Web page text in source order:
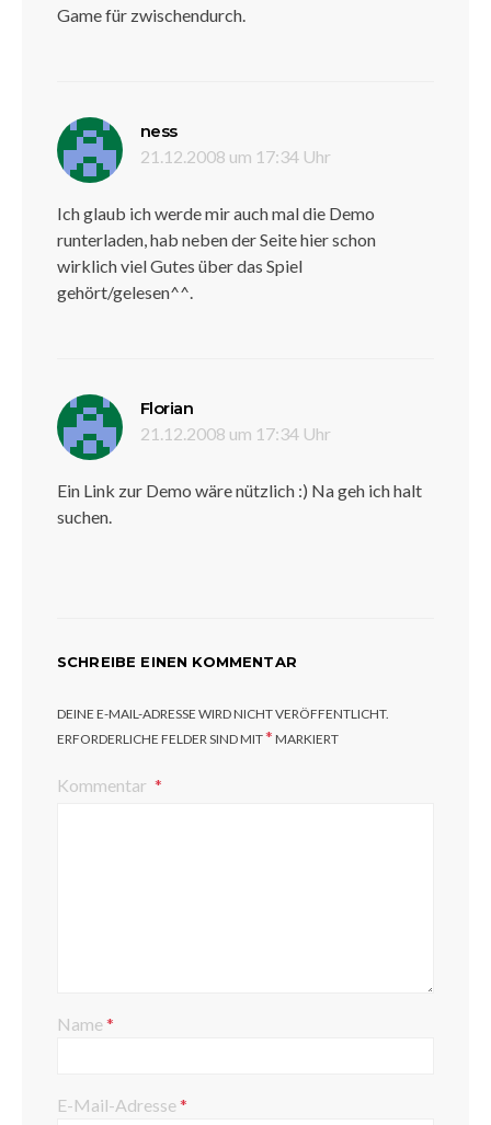
Game für zwischendurch.
nesssagt:
21.12.2008 um 17:34 Uhr
Ich glaub ich werde mir auch mal die Demo
runterladen, hab neben der Seite hier schon
wirklich viel Gutes über das Spiel
gehört/gelesen^^.
Florian
21.12.2008 um 17:34 Uhr
Ein Link zur Demo wäre nützlich :) Na geh ich halt
suchen.
SCHREIBE EINEN KOMMENTAR
DEINE E-MAIL-ADRESSE WIRD NICHT VERÖFFENTLICHT.
ERFORDERLICHE FELDER SIND MIT* MARKIERT
Kommentar
Name*
E-Mail-Adresse*